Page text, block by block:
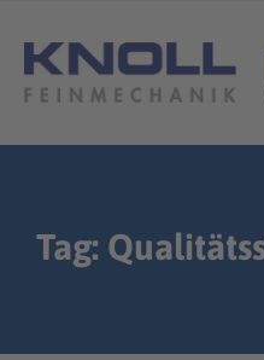
content
Tag: